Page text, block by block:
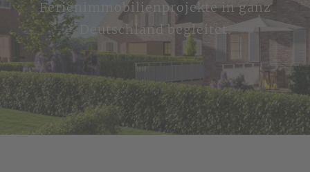
Ferienimmobilienprojekte in ganz
Deutschland begleitet.